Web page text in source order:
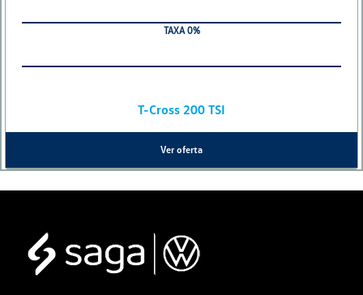
T-Cross 200 TSI
Ver oferta